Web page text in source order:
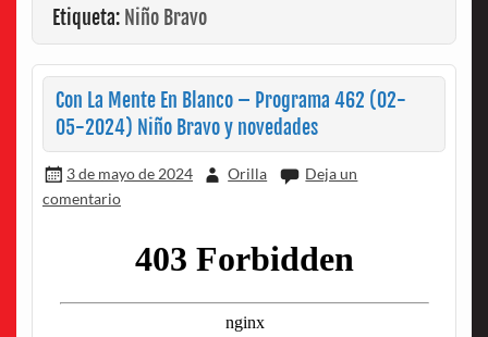
Etiqueta: Niño Bravo
Con La Mente En Blanco – Programa 462 (02-
05-2024) Niño Bravo y novedades
3 de mayo de 2024 Orilla
Deja un
comentario